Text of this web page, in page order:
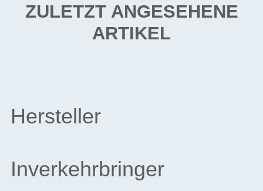
ZULETZT ANGESEHENE
ARTIKEL
Hersteller
Inverkehrbringer